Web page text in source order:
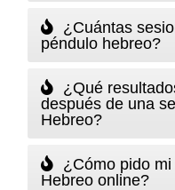
¿Cuántas
péndulo hebreo?
¿Qué
después de una
Hebreo?
¿Cómo pido
Hebreo online?